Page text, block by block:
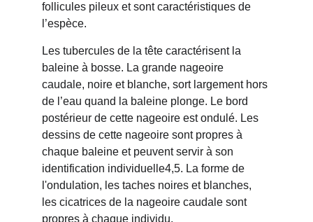
follicules pileux et sont caractéristiques de
l’espèce.
Les tubercules de la tête caractérisent la
baleine à bosse. La grande nageoire
caudale, noire et blanche, sort largement hors
de l’eau quand la baleine plonge. Le bord
postérieur de cette nageoire est ondulé. Les
dessins de cette nageoire sont propres à
chaque baleine et peuvent servir à son
identification individuelle4,5. La forme de
l'ondulation, les taches noires et blanches,
les cicatrices de la nageoire caudale sont
propres à chaque individu.